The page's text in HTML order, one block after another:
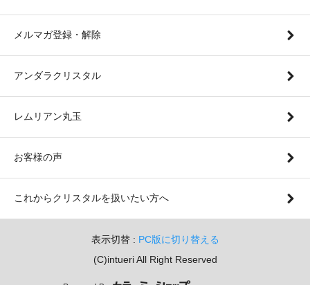
メルマガ登録・解除
アンダラクリスタル
レムリアン丸玉
お客様の声
これからクリスタルを扱いたい方へ
表示切替 : PC版に切り替える
(C)intueri All Right Reserved